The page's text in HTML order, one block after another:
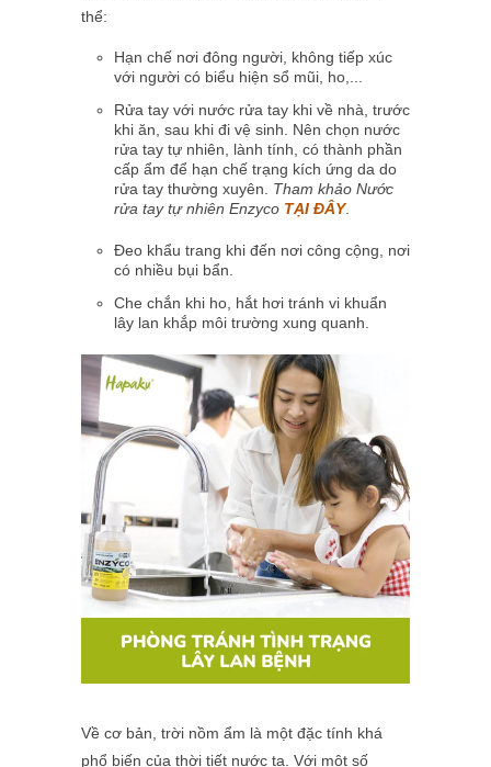
thể:
Hạn chế nơi đông người, không tiếp xúc
với người có biểu hiện sổ mũi, ho,...
Rửa tay với nước rửa tay khi về nhà, trước
khi ăn, sau khi đi vệ sinh. Nên chọn nước
rửa tay tự nhiên, lành tính, có thành phần
cấp ẩm để hạn chế trạng kích ứng da do
rửa tay thường xuyên. Tham khảo Nước
rửa tay tự nhiên Enzyco TẠI ĐÂY.
Đeo khẩu trang khi đến nơi công cộng, nơi
có nhiều bụi bẩn.
Che chắn khi ho, hắt hơi tránh vi khuẩn
lây lan khắp môi trường xung quanh.
Về cơ bản, trời nồm ẩm là một đặc tính khá
phổ biến của thời tiết nước ta. Với một số